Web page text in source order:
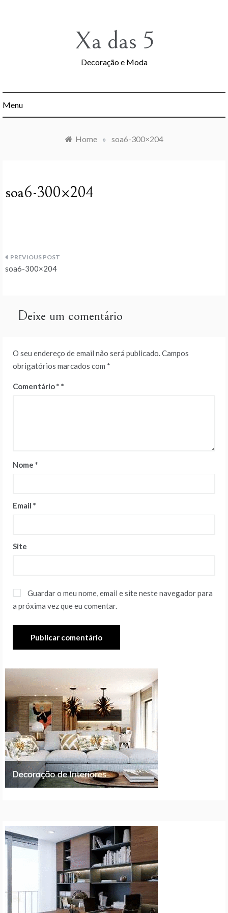
Xa das 5
Decoração e Moda
Menu
Home » soa6-300×204
soa6-300×204
Navegação
artigos
soa6-300×204
Deixe um comentário
O seu endereço de email não será publicado.Campos
obrigatórios marcados com *
Comentário*
Nome *
Email *
Site
Guardar o meu nome, email e site neste navegador para
a próxima vez que eu comentar.